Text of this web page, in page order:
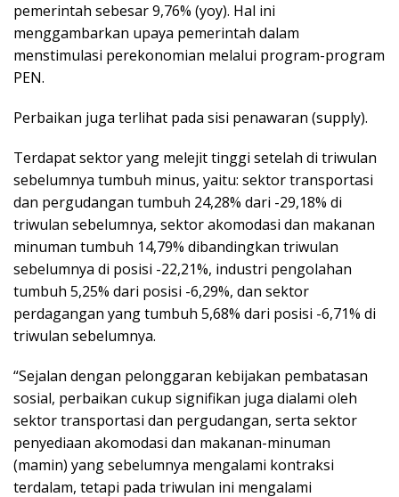
pemerintah sebesar 9,76% (yoy). Hal ini
menggambarkan upaya pemerintah dalam
menstimulasi perekonomian melalui program-program
PEN.
Perbaikan juga terlihat pada sisi penawaran (supply).
Terdapat sektor yang melejit tinggi setelah di triwulan
sebelumnya tumbuh minus, yaitu: sektor transportasi
dan pergudangan tumbuh 24,28% dari -29,18% di
triwulan sebelumnya, sektor akomodasi dan makanan
minuman tumbuh 14,79% dibandingkan triwulan
sebelumnya di posisi -22,21%, industri pengolahan
tumbuh 5,25% dari posisi -6,29%, dan sektor
perdagangan yang tumbuh 5,68% dari posisi -6,71% di
triwulan sebelumnya.
“Sejalan dengan pelonggaran kebijakan pembatasan
sosial, perbaikan cukup signifikan juga dialami oleh
sektor transportasi dan pergudangan, serta sektor
penyediaan akomodasi dan makanan-minuman
(mamin) yang sebelumnya mengalami kontraksi
terdalam, tetapi pada triwulan ini mengalami